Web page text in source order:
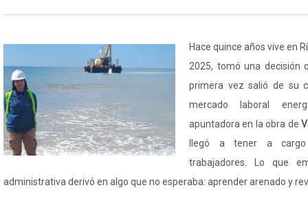
Hace quince años vive en
2025, tomó una decisión
primera vez salió de su
mercado laboral
apuntadora en la obra de
llegó a tener a
trabajadores. Lo que
administrativa derivó en algo que no esperaba: aprender arenado y